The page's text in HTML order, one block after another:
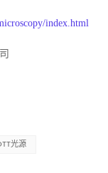
index.html
光源